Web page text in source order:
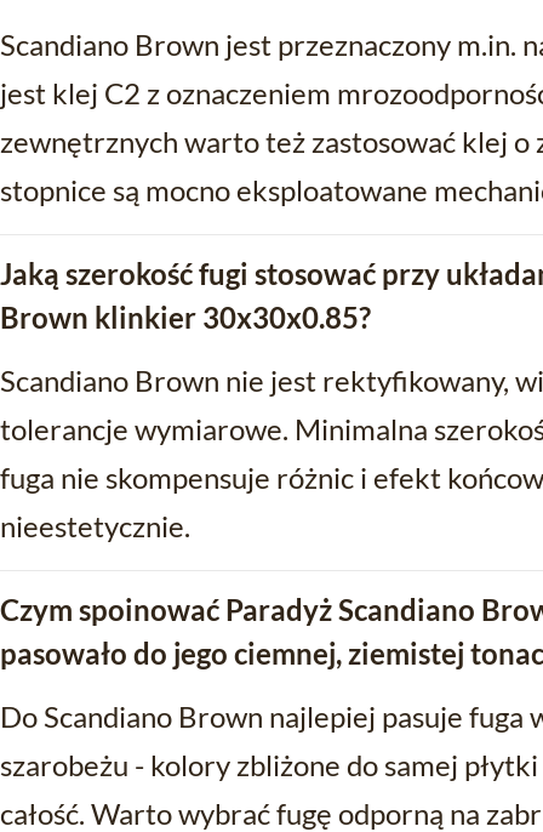
Scandiano Brown jest przeznaczony m.in.
jest klej C2 z oznaczeniem
zewnętrznych warto też zastosować klej o
stopnice są mocno eksploatowane
Jaką szerokość fugi stosować przy
Brown klinkier 30x30x0.85?
Scandiano Brown nie jest rektyfikowany,
tolerancje wymiarowe. Minimalna
fuga nie skompensuje różnic i efekt
nieestetycznie.
Czym spoinować Paradyż Scandiano
pasowało do jego ciemnej, ziemistej
Do Scandiano Brown najlepiej pasuje fuga
szarobeżu - kolory zbliżone do samej
całość. Warto wybrać fugę odporną na